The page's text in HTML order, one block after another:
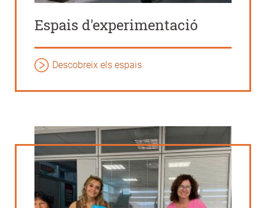
Espais d'experimentació
Descobreix els espais